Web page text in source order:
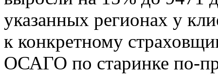
указанных регионах у
к конкретному
ОСАГО по старинке по-